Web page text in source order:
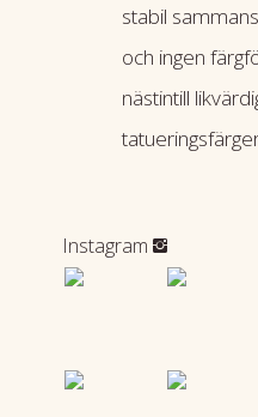
stabil
och ingen
nästintill
Instagram